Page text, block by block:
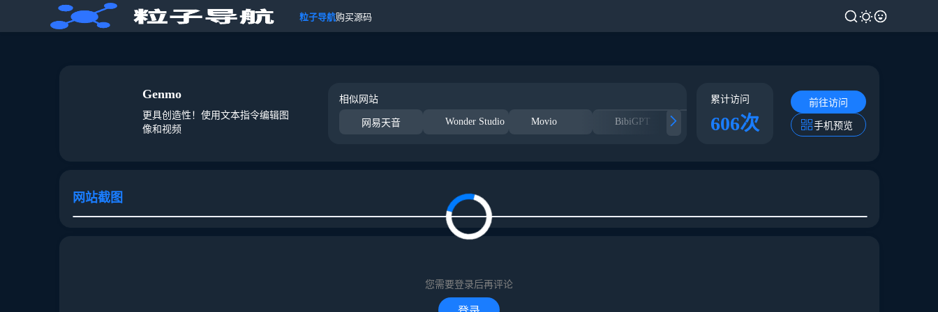
粒子导航购买源码
Genmo
更具创造性！使用文本指令编辑图
像和视频
相似网站
网易天音 Wonder Studio Movio BibiGPT BeatBot Mubert 剪映专业版
累计访问
606次
前往访问
手机预览
网站截图
您需要登录后再评论